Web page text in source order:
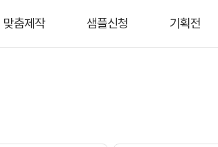
맞춤제작 샘플신청 기획전